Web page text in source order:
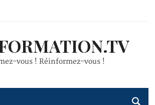
vous ! Réinformez-vous !